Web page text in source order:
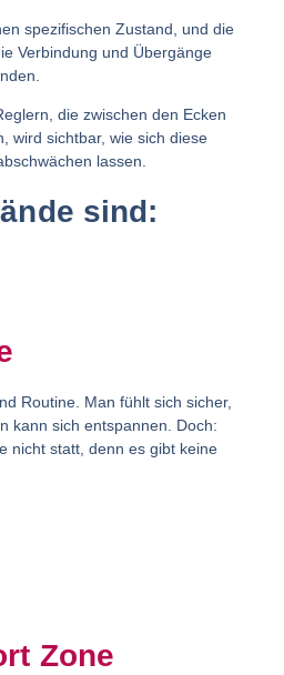
spezifischen Zustand, und die
Verbindung und Übergänge
die zwischen den Ecken
wird sichtbar, wie sich diese
lassen.
sind:
Routine. Man fühlt sich sicher,
kann sich entspannen. Doch:
nicht statt, denn es gibt keine
Zone